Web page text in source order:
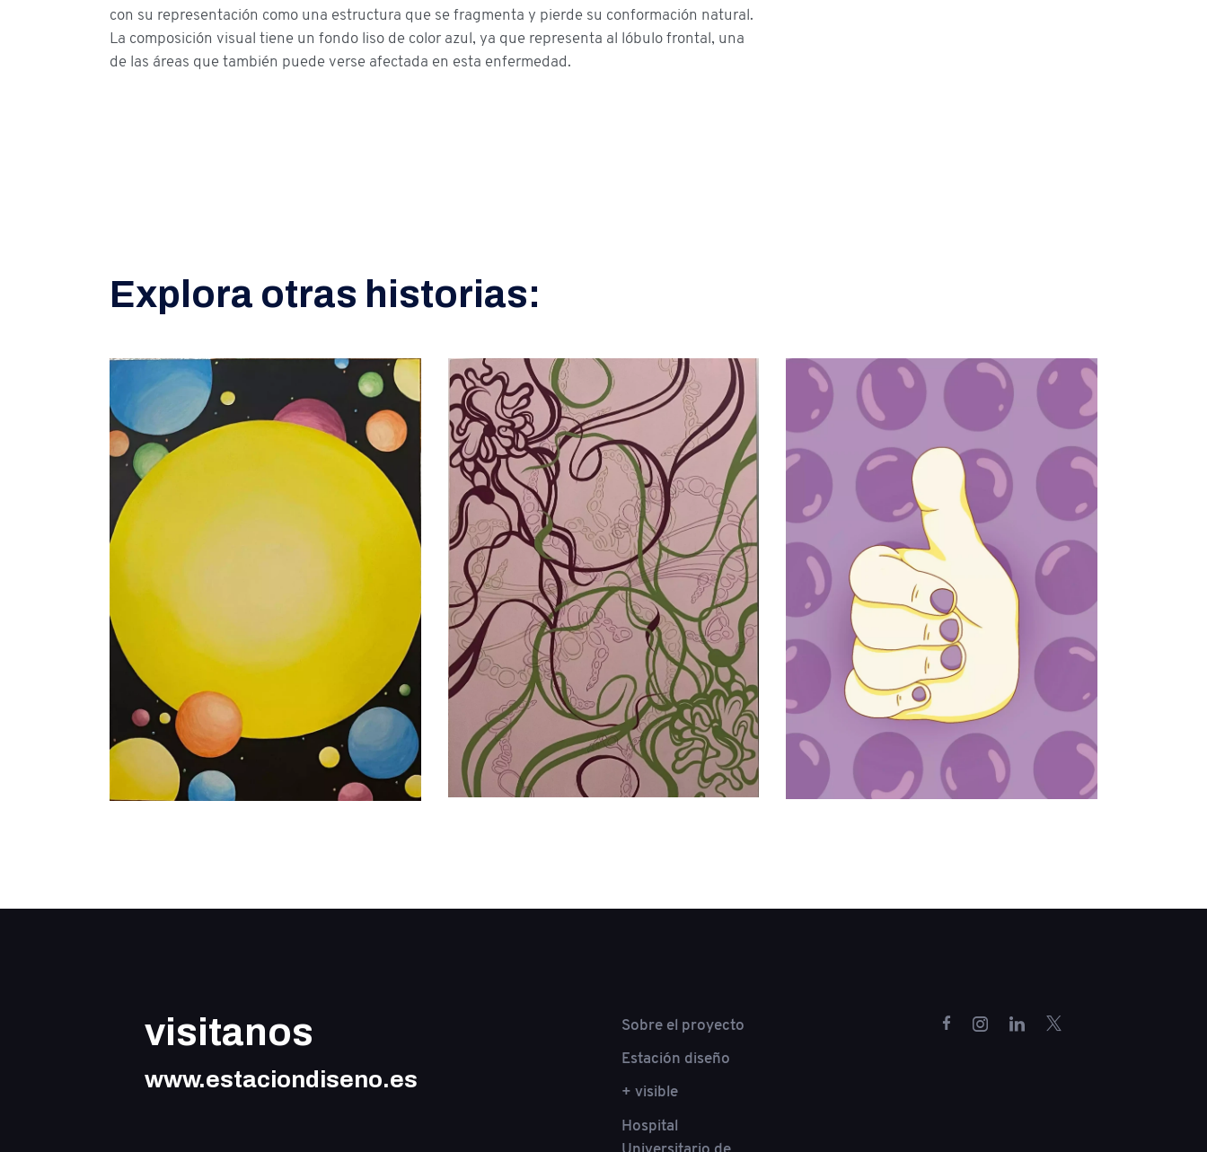
con su representación como una estructura que se fragmenta y pierde su conformación natural.
La composición visual tiene un fondo liso de color azul, ya que representa al lóbulo frontal, una
de las áreas que también puede verse afectada en esta enfermedad.
Explora otras historias:
visitanos
www.estaciondiseno.es
Sobre el proyecto
Estación diseño
+ visible
Hospital